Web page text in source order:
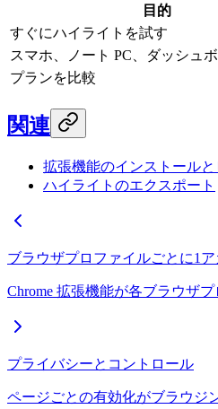
目的
すぐにハイライトを試す
スマホ、ノート PC、ダッシュ
プランを比較
関連
拡張機能のインストール
ハイライトのエクスポート
ブラウザプロファイルごとに1ア
Chrome 拡張機能が各ブラウザ
プライバシーとコントロール
ページごとの有効化がブラウジ